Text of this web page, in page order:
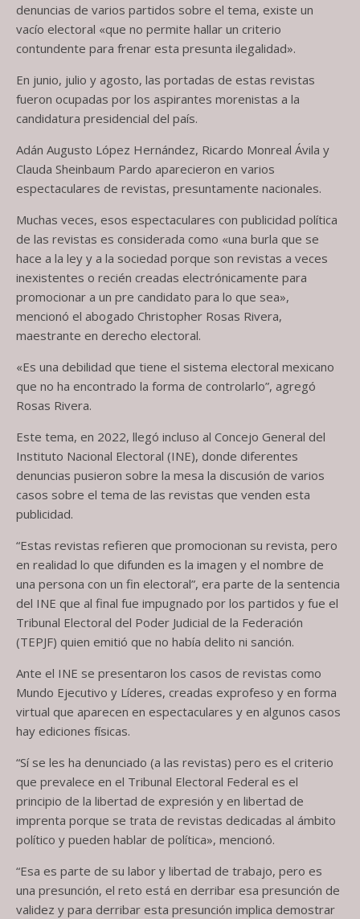
denuncias de varios partidos sobre el tema, existe un
vacío electoral «que no permite hallar un criterio
contundente para frenar esta presunta ilegalidad».
En junio, julio y agosto, las portadas de estas revistas
fueron ocupadas por los aspirantes morenistas a la
candidatura presidencial del país.
Adán Augusto López Hernández, Ricardo Monreal Ávila y
Clauda Sheinbaum Pardo aparecieron en varios
espectaculares de revistas, presuntamente nacionales.
Muchas veces, esos espectaculares con publicidad política
de las revistas es considerada como «una burla que se
hace a la ley y a la sociedad porque son revistas a veces
inexistentes o recién creadas electrónicamente para
promocionar a un pre candidato para lo que sea»,
mencionó el abogado Christopher Rosas Rivera,
maestrante en derecho electoral.
«Es una debilidad que tiene el sistema electoral mexicano
que no ha encontrado la forma de controlarlo”, agregó
Rosas Rivera.
Este tema, en 2022, llegó incluso al Concejo General del
Instituto Nacional Electoral (INE), donde diferentes
denuncias pusieron sobre la mesa la discusión de varios
casos sobre el tema de las revistas que venden esta
publicidad.
“Estas revistas refieren que promocionan su revista, pero
en realidad lo que difunden es la imagen y el nombre de
una persona con un fin electoral”, era parte de la sentencia
del INE que al final fue impugnado por los partidos y fue el
Tribunal Electoral del Poder Judicial de la Federación
(TEPJF) quien emitió que no había delito ni sanción.
Ante el INE se presentaron los casos de revistas como
Mundo Ejecutivo y Líderes, creadas exprofeso y en forma
virtual que aparecen en espectaculares y en algunos casos
hay ediciones físicas.
“Sí se les ha denunciado (a las revistas) pero es el criterio
que prevalece en el Tribunal Electoral Federal es el
principio de la libertad de expresión y en libertad de
imprenta porque se trata de revistas dedicadas al ámbito
político y pueden hablar de política», mencionó.
“Esa es parte de su labor y libertad de trabajo, pero es
una presunción, el reto está en derribar esa presunción de
validez y para derribar esta presunción implica demostrar